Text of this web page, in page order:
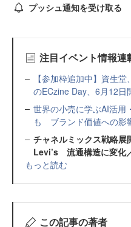
プッシュ通知を受け取る
注目イベント情報連
【参加枠追加中】資生
のECzine Day、6月12日
世界の小売に学ぶAI活用
も ブランド価値への影
チャネルミックス戦略
Levi’s 流通構造に変化
もっと読む
この記事の著者